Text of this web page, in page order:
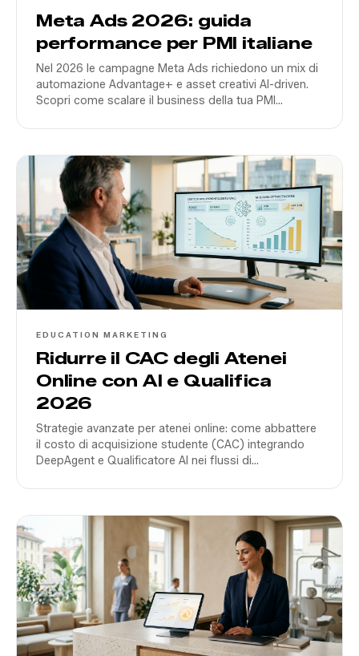
Meta Ads 2026: guida
performance per PMI italiane
Nel 2026 le campagne Meta Ads richiedono un mix di
automazione Advantage+ e asset creativi AI-driven.
Scopri come scalare il business della tua PMI
EDUCATION MARKETING
Ridurre il CAC degli Atenei
Online con AI e Qualifica
2026
Strategie avanzate per atenei online: come abbattere
il costo di acquisizione studente (CAC) integrando
DeepAgent e Qualificatore AI nei flussi di